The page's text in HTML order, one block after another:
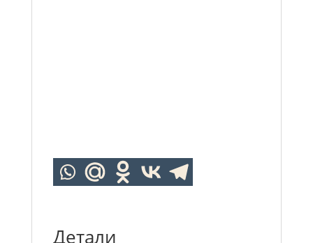
Детали